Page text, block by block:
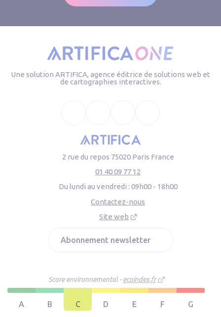
Une solution ARTIFICA, agence éditrice de solutions web et
de cartographies interactives.
2 rue du repos 75020 Paris France
01 40 09 77 12
Du lundi au vendredi : 09h00 - 18h00
Contactez-nous
Site web
Abonnement newsletter
Score environnemental -ecoindex.fr
A B C D E F G